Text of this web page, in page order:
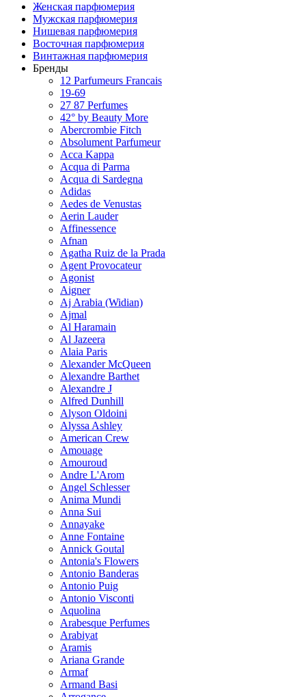
Женская парфюмерия
Мужская парфюмерия
Нишевая парфюмерия
Восточная парфюмерия
Винтажная парфюмерия
Бренды
12 Parfumeurs Francais
19-69
27 87 Perfumes
42° by Beauty More
Abercrombie Fitch
Absolument Parfumeur
Acca Kappa
Acqua di Parma
Acqua di Sardegna
Adidas
Aedes de Venustas
Aerin Lauder
Affinessence
Afnan
Agatha Ruiz de la Prada
Agent Provocateur
Agonist
Aigner
Aj Arabia (Widian)
Ajmal
Al Haramain
Al Jazeera
Alaia Paris
Alexander McQueen
Alexandre Barthet
Alexandre J
Alfred Dunhill
Alyson Oldoini
Alyssa Ashley
American Crew
Amouage
Amouroud
Andre L'Arom
Angel Schlesser
Anima Mundi
Anna Sui
Annayake
Anne Fontaine
Annick Goutal
Antonia's Flowers
Antonio Banderas
Antonio Puig
Antonio Visconti
Aquolina
Arabesque Perfumes
Arabiyat
Aramis
Ariana Grande
Armaf
Armand Basi